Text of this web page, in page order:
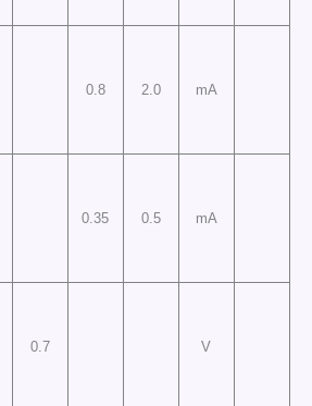
0.8 2.0 mA
0.35 0.5 mA
0.7 V